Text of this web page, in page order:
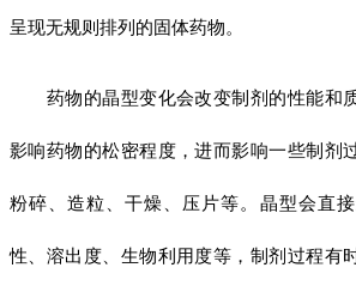
呈现无规则排列的固体药物。
药物的晶型变化会改变制剂的性能和
影响药物的松密程度，进而影响一些制剂
粉碎、造粒、干燥、压片等。晶型会直
性、溶出度、生物利用度等，制剂过程有